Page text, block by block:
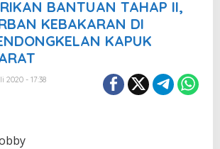
BANTUAN TAHAP II,
KEBAKARAN DI
KAPUK
2020 - 17:38